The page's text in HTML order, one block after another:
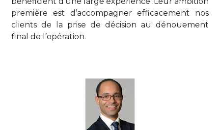
première est d’accompagner efficacement nos
clients de la prise de décision au dénouement
final de l’opération.